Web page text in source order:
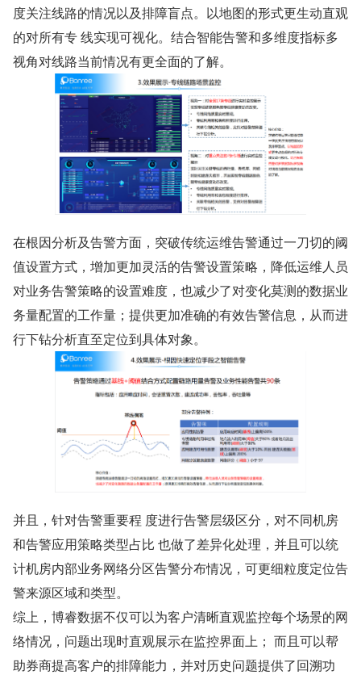
度关注线路的情况以及排障盲点。以地图的形式更生动直观
的对所有专 线实现可视化。结合智能告警和多维度指标多
视角对线路当前情况有更全面的了解。
在根因分析及告警方面，突破传统运维告警通过一刀切的阈
值设置方式，增加更加灵活的告警设置策略，降低运维人员
对业务告警策略的设置难度，也减少了对变化莫测的数据业
务量配置的工作量；提供更加准确的有效告警信息，从而进
行下钻分析直至定位到具体对象。
并且，针对告警重要程 度进行告警层级区分，对不同机房
和告警应用策略类型占比 也做了差异化处理，并且可以统
计机房内部业务网络分区告警分布情况，可更细粒度定位告
警来源区域和类型。
综上，博睿数据不仅可以为客户清晰直观监控每个场景的网
络情况，问题出现时直观展示在监控界面上； 而且可以帮
助券商提高客户的排障能力，并对历史问题提供了回溯功